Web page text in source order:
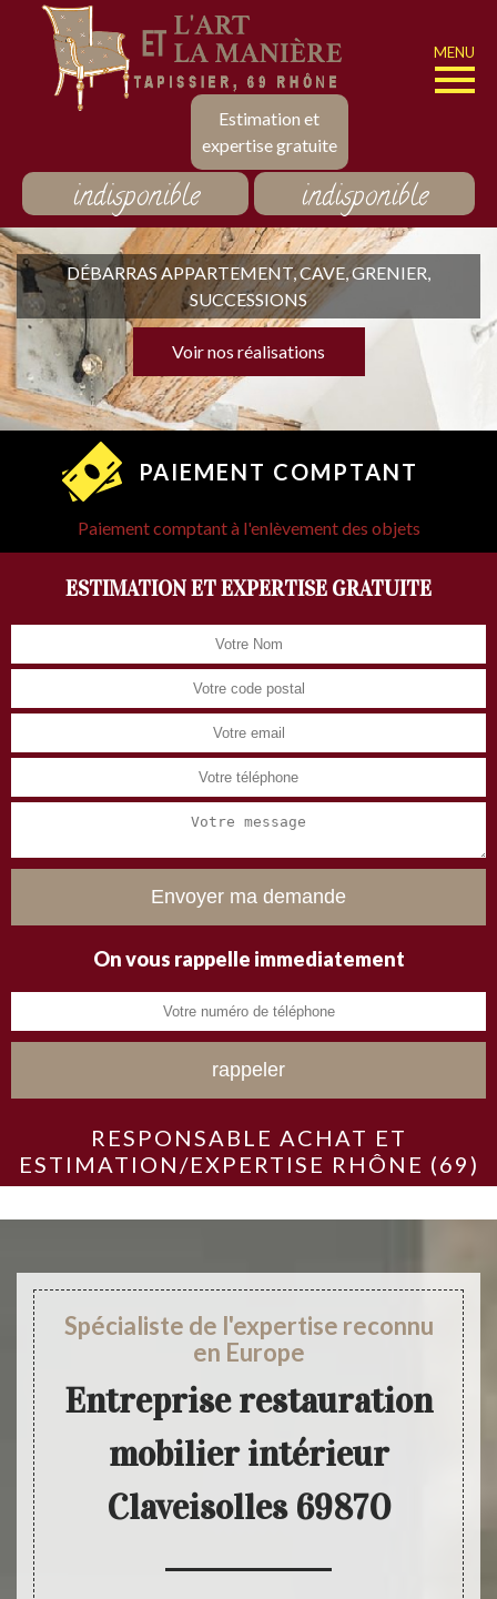
Estimation et
expertise gratuite
MENU
indisponible indisponible
DÉBARRAS APPARTEMENT, CAVE, GRENIER,
SUCCESSIONS
Voir nos réalisations
PAIEMENT COMPTANT
Paiement comptant à l'enlèvement des objets
ESTIMATION ET EXPERTISE GRATUITE
On vous rappelle immediatement
RESPONSABLE ACHAT ET
ESTIMATION/EXPERTISE RHÔNE (69)
Spécialiste de l'expertise reconnu
en Europe
Entreprise restauration
mobilier intérieur
Claveisolles 69870